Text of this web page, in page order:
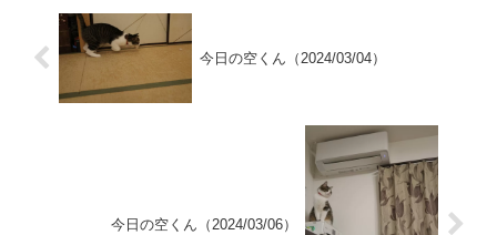
今日の空くん（2024/03/04）
今日の空くん（2024/03/06）